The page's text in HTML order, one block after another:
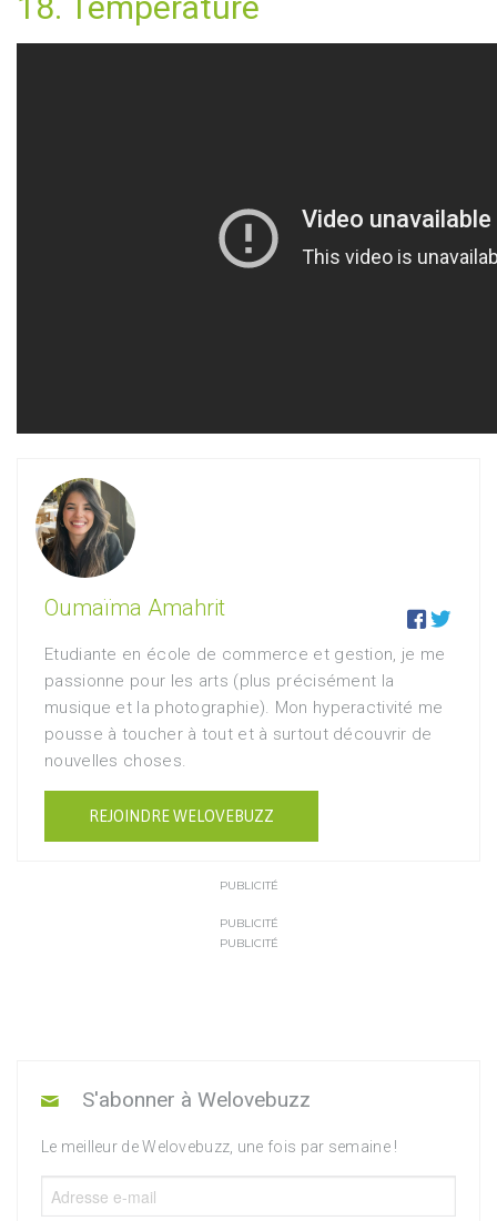
Oumaïma Amahrit 

Etudiante en école de commerce et gestion, je me
passionne pour les arts (plus précisément la
musique et la photographie). Mon hyperactivité me
pousse à toucher à tout et à surtout découvrir de
nouvelles choses.
REJOINDRE WELOVEBUZZ
PUBLICITÉ
PUBLICITÉ
PUBLICITÉ
S'abonner à Welovebuzz
Le meilleur de Welovebuzz, une fois par semaine !